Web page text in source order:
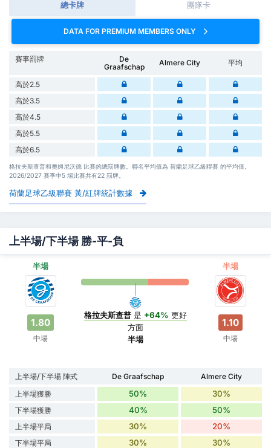
總卡牌 團隊卡
DATA FOR PREMIUM MEMBERS ONLY
賽事罰牌
De
Graafschap
Almere City 平均
高於2.5
高於3.5
高於4.5
高於5.5
高於6.5
格拉夫斯查普和奧姆尼沃德 比賽的總罰牌數。聯名平均值為 荷蘭足球乙級聯賽 的平均值。
2026/2027 賽季中5 場比賽共有22 罰牌。
荷蘭足球乙級聯賽 黃/紅牌統計數據
上半場/下半場 勝-平-負
半場 半場
1.80
中場
格拉夫斯查普是 +64% 更好
方面
半場
1.10
中場
上半場/下半場 陣式 De Graafschap
Almere City
上半場獲勝
50% 30%
下半場獲勝 40% 50%
上半場平局 30% 20%
下半場平局 30% 30%